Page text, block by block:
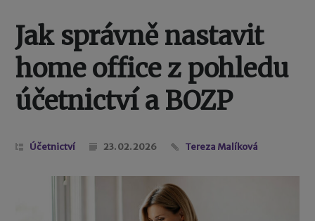
Jak správně nastavit
home office z pohledu
účetnictví a BOZP
Účetnictví 23. 02. 2026 Tereza Malíková